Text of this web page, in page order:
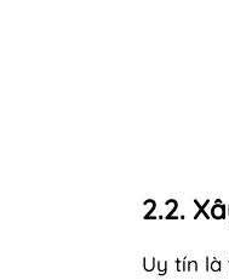
2.2.
Uy tín là